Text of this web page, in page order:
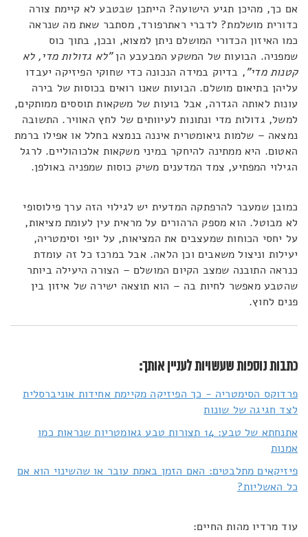
אם כך, מהיכן תגיע הישועה? הייתכן שבטבע לא קיימת צורה
כדורית מושלמת? לדברי ראתרפורד, מסתבר שאת מה שנראה
כמו האיזון הכדורי המושלם ניתן למצוא, ובכן, בתוך כוס
שמפניה. הבועות של המשקע המבעבע הן"לא גדולות מדי, לא
קטנות מדי", בדיוק במידה הנכונה כדי שחוקי הפיזיקה יעבדו
עליהן בתיאום מושלם. הבועות שאנו רואים בכוסות של בירה
עונות לאותה הגדרה, אבל בועות של משקאות תוססים ממותקים,
למשל, גדולות מדי ונתונות לעיוותים של לחץ האוויר. התשובה
נמצאה – שלמות גיאומטרית איננה בנמצא בחלל או אפילו ברמת
האטום. היא ממתינה להיחקר במיני משקאות אלכוהוליים. לרגל
הגילוי המפתיע, צמד המדענים משיק כוסות שמפניה באולפן.
כמובן שמעבר להרפתקה המדעית יש לגילוי הזה ערך פילוסופי
לא מבוטל. הוא מספק הרהורים על מראית עין לעומת מציאות,
על יחסי הכוחות שמעצבים את המציאות, על יופי וסימטריה,
יעילות וניצול משאבים וכן הלאה. אבל במרכז כל זה עומדת
כנראה התובנה שמצב הקיום המושלם – הצורה היעילה ביותר
שהטבע מאפשר לחיות בה – הוא תוצאה ישירה של איזון בין
פנים לחוץ.
כתבות נוספות שעשויות לעניין אותך:
פרדוקס הסימטריה - כך הפיזיקה מקיימת אחידות אוניברסלית
לצד חגיגה של שונות
אתנחתא של טבע: 14 תצורות טבע גאומטריות שנראות כמו
אמנות
פיזיקאים מתלבטים: האם הזמן באמת עובר או שהשינוי הוא אם
כל האשליות?
עוד מרדיו מהות החיים: